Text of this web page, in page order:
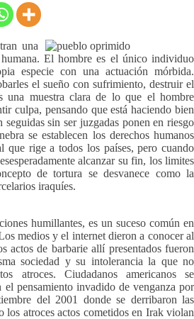
una
El hombre es el único individuo
especie con una actuación mórbida.
el sueño con sufrimiento, destruir el
una muestra clara de lo que el hombre
culpa, pensando que está haciendo bien
seguidas sin ser juzgadas ponen en riesgo
se establecen los derechos humanos
que rige a todos los países, pero cuando
alcanzar su fin, los limites
de tortura se desvanece como la
iraquíes.
humillantes, es un suceso común en
medios y el internet dieron a conocer al
actos de barbarie allí presentados fueron
sociedad y su intolerancia la que no
atroces. Ciudadanos americanos se
el pensamiento invadido de venganza por
del 2001 donde se derribaron las
los atroces actos cometidos en Irak violan